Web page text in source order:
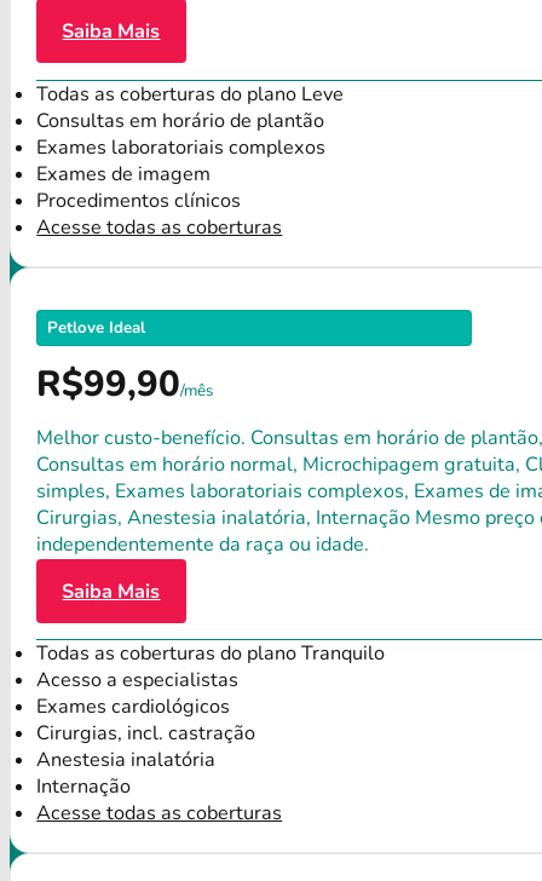
Saiba Mais
Todas as coberturas do plano Leve
Consultas em horário de plantão
Exames laboratoriais complexos
Exames de imagem
Procedimentos clínicos
Acesse todas as coberturas
Petlove Ideal
R$99,90/mês
Melhor custo-benefício. Consultas em horário de
Consultas em horário normal, Microchipagem gratuita,
simples, Exames laboratoriais complexos, Exames de
Cirurgias, Anestesia inalatória, Internação Mesmo
independentemente da raça ou idade.
Saiba Mais
Todas as coberturas do plano Tranquilo
Acesso a especialistas
Exames cardiológicos
Cirurgias, incl. castração
Anestesia inalatória
Internação
Acesse todas as coberturas